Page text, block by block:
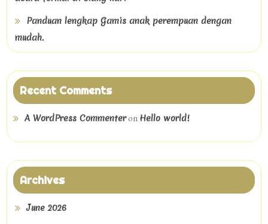
Panduan lengkap Gamis anak perempuan dengan
mudah.
Recent Comments
A WordPress Commenteron Hello world!
Archives
June 2026